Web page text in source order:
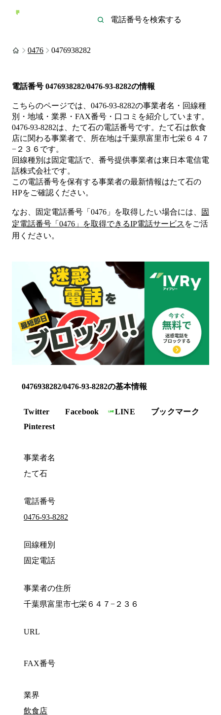
0476 0476938282
電話番号 0476938282/0476-93-8282の情報
こちらのページでは、 0476-93-8282の事業者名・回線種
別・地域・業界・FAX番号・口コミを紹介しています。
0476-93-8282は、 たて石の電話番号です。 たて石は飲食
店に関わる事業者で、所在地は千葉県富里市七栄６４７
−２３６ です。
回線種別は固定電話で、番号提供事業者は東日本電信電
話株式会社です。
この電話番号を保有する事業者の最新情報はたて石の
HPをご確認ください。
なお、固定電話番号「 0476 」を取得したい場合には、
固
定電話番号「 0476 」を取得できるIP電話サービス をご活
用ください。
0476938282/0476-93-8282の基本情報
Twitter Facebook LINE
ブックマーク
Pinterest
事業者名
たて石
電話番号
0476-93-8282
回線種別
固定電話
事業者の住所
千葉県富里市七栄６４７−２３６
URL
FAX番号
業界
飲食店